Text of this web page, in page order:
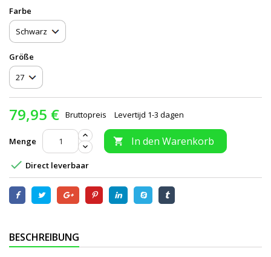
Farbe
Größe
79,95 € Bruttopreis Levertijd 1-3 dagen
Menge  In den Warenkorb
 Direct leverbaar
BESCHREIBUNG